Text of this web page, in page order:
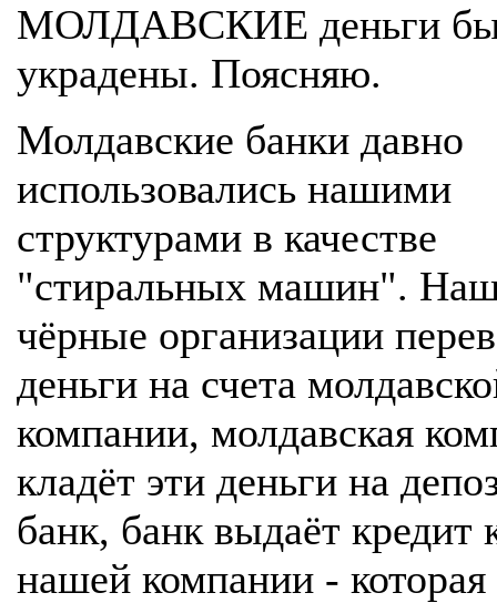
МОЛДАВСКИЕ деньги
украдены. Поясняю.
Молдавские банки давно
использовались нашими
структурами в качестве
"стиральных машин".
чёрные организации
деньги на счета
компании, молдавская
кладёт эти деньги на
банк, банк выдаёт кредит
нашей компании -